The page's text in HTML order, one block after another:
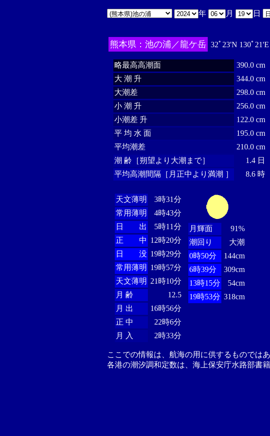
年 月 日
熊本県：池の浦／龍ケ岳 32ﾟ23'N 130ﾟ21'E
略最高高潮面
390.0 cm
大 潮 升
344.0 cm
大潮差
298.0 cm
小 潮 升
256.0 cm
小潮差 升
122.0 cm
平 均 水 面
195.0 cm
平均潮差
210.0 cm
潮 齢［朔望より大潮まで］
1.4 日
平均高潮間隔［月正中より満潮 ］
8.6 時
天文薄明
3時31分
常用薄明
4時43分
日 出
5時11分
正 中 12時20分
日 没 19時29分
常用薄明 19時57分
天文薄明 21時10分
月 齢
12.5
月 出
16時56分
正 中
22時6分
月 入
2時33分
月輝面
91%
潮回り
大潮
0時50分
144cm
6時39分
309cm
13時15分
54cm
19時53分 318cm
ここでの情報は、航海の用に供するものでは
各港の潮汐調和定数は、海上保安庁水路部書